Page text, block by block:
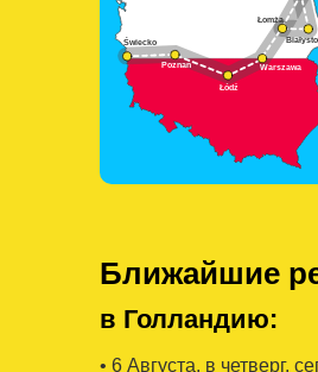
Ближайшие
в Голландию:
• 6 Августa, в четверг,